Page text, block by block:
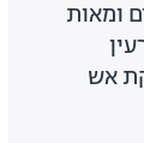
אזרחים ישראלים ומאות